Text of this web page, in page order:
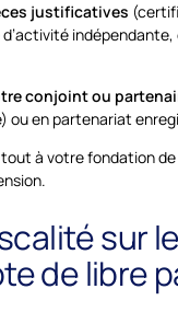
justificatives
d’activité
conjoint ou
ou en partenariat
à votre fondation de
sur
de libre